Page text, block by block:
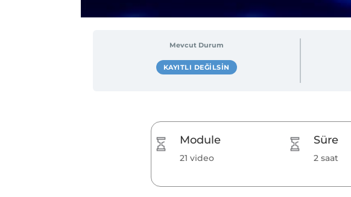
Mevcut Durum
KAYITLI DEĞILSIN
Module
21 video
Süre
2 saat